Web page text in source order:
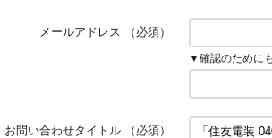
メールアドレス （必須）
▼確認のために
お問い合わせタイトル （必須）